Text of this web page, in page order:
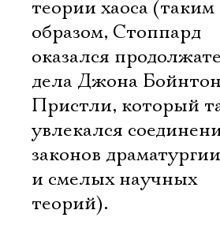
теории хаоса (таким
образом, Стоппард
оказался
дела Джона
Пристли, который
увлекался
законов драматургии
и смелых научных
теорий).